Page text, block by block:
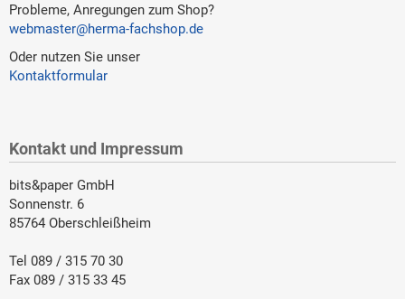
Probleme, Anregungen zum Shop?
webmaster@herma-fachshop.de
Oder nutzen Sie unser
Kontaktformular
Kontakt und Impressum
bits&paper GmbH
Sonnenstr. 6
85764 Oberschleißheim
Tel 089 / 315 70 30
Fax 089 / 315 33 45